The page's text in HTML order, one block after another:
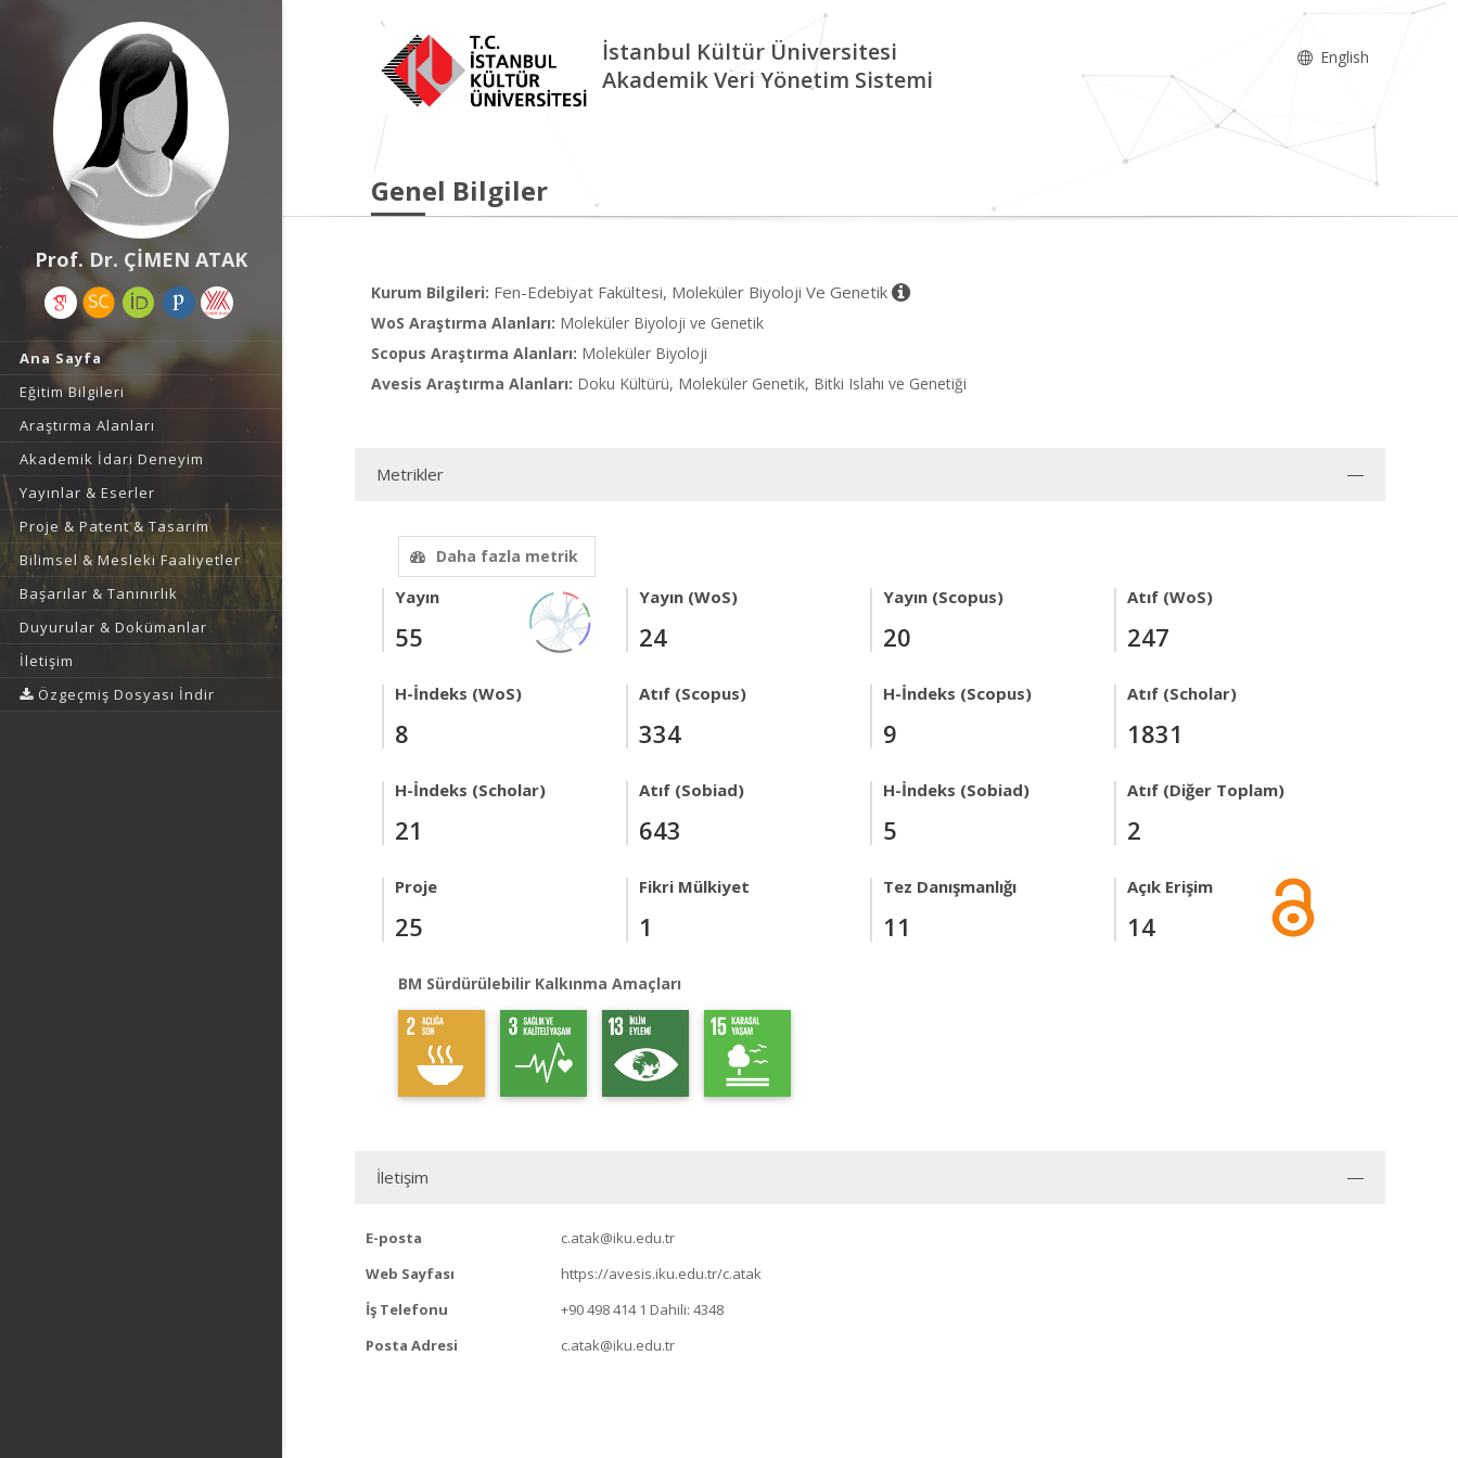
Prof. Dr. ÇİMEN ATAK
Ana Sayfa
Eğitim Bilgileri
Araştırma Alanları
Akademik İdari Deneyim
Yayınlar & Eserler
Proje & Patent & Tasarım
Bilimsel & Mesleki Faaliyetler
Başarılar & Tanınırlık
Duyurular & Dokümanlar
İletişim
Özgeçmiş Dosyası İndir
İstanbul Kültür Üniversitesi
Akademik Veri Yönetim Sistemi
English
Genel Bilgiler
Kurum Bilgileri: Fen-Edebiyat Fakültesi, Moleküler Biyoloji Ve Genetik
WoS Araştırma Alanları: Moleküler Biyoloji ve Genetik
Scopus Araştırma Alanları: Moleküler Biyoloji
Avesis Araştırma Alanları: Doku Kültürü, Moleküler Genetik, Bitki Islahı ve Genetiği
Metrikler
Daha fazla metrik
Yayın
55
Yayın (WoS)
24
Yayın (Scopus)
20
Atıf (WoS)
247
H-İndeks (WoS)
8
Atıf (Scopus)
334
H-İndeks (Scopus)
9
Atıf (Scholar)
1831
H-İndeks (Scholar)
21
Atıf (Sobiad)
643
H-İndeks (Sobiad)
5
Atıf (Diğer Toplam)
2
Proje
25
Fikri Mülkiyet
1
Tez Danışmanlığı
11
Açık Erişim
14
BM Sürdürülebilir Kalkınma Amaçları
İletişim
E-posta
c.atak@iku.edu.tr
Web Sayfası
https://avesis.iku.edu.tr/c.atak
İş Telefonu
+90 498 414 1 Dahili: 4348
Posta Adresi
c.atak@iku.edu.tr